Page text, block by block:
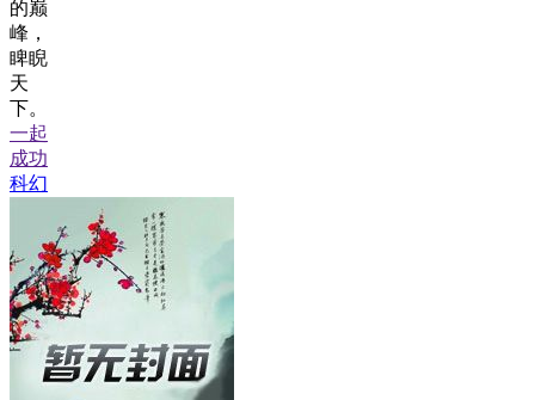
的巅
峰，
睥睨
天
下。
一起
成功
科幻